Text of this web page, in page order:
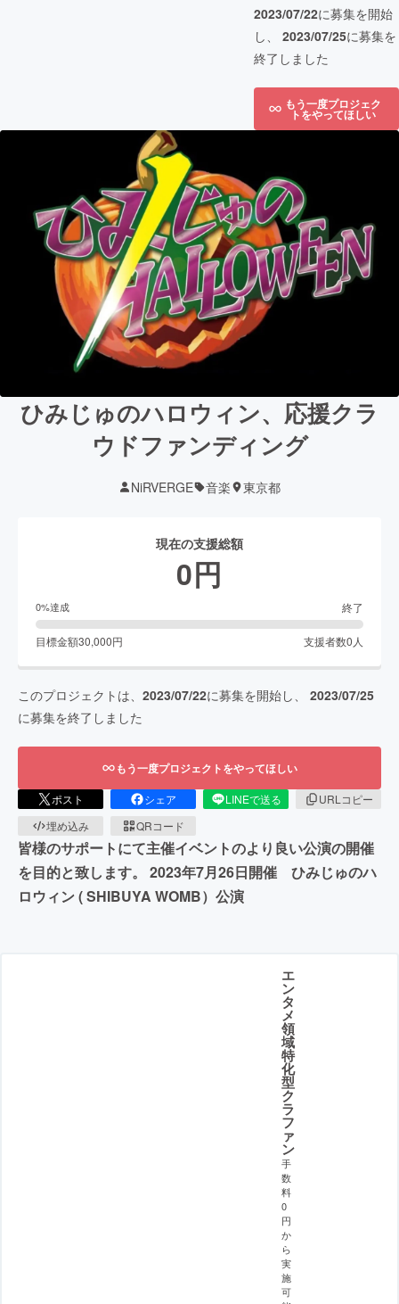
2023/07/22に募集を開始
し、 2023/07/25に募集を
終了しました
もう一度プロジェク
トをやってほしい
ひみじゅのハロウィン、応援クラ
ウドファンディング
NiRVERGE 音楽 東京都
現在の支援総額
0円
0%達成 終了
目標金額30,000円 支援者数0 人
このプロジェクトは、 2023/07/22に募集を開始し、 2023/07/25
に募集を終了しました
もう一度プロジェクトをやってほしい
ポスト シェア LINEで送る
URLコピー
埋め込み
QRコード
皆様のサポートにて主催イベントのより良い公演の開催
を目的と致します。 2023年7月26日開催 ひみじゅのハ
ロウィン ( SHIBUYA WOMB）公演
エ
ン
タ
メ
領
域
特
化
型
ク
ラ
フ
ァ
ン
手
数
料
0
円
か
ら
実
施
可